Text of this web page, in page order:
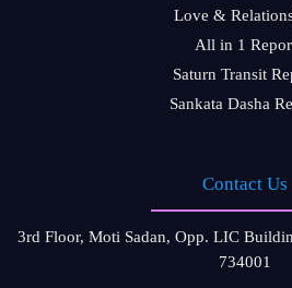
Love &
All in 1
Saturn Transit
Sankata Dasha
Contact Us
3rd Floor, Moti Sadan, Opp. LIC
734001